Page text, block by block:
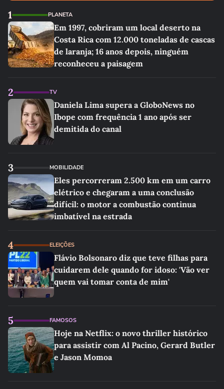
1 PLANETA
Em 1997, cobriram um local deserto na
Costa Rica com 12.000 toneladas de cascas
de laranja; 16 anos depois, ninguém
reconheceu a paisagem
2 TV
Daniela Lima supera a GloboNews no
Ibope com frequência 1 ano após ser
demitida do canal
3 MOBILIDADE
Eles percorreram 2.500 km em um carro
elétrico e chegaram a uma conclusão
difícil: o motor a combustão continua
imbatível na estrada
4 ELEIÇÕES
Flávio Bolsonaro diz que teve filhas para
cuidarem dele quando for idoso: 'Vão ver
quem vai tomar conta de mim'
5 FAMOSOS
Hoje na Netflix: o novo thriller histórico
para assistir com Al Pacino, Gerard Butler
e Jason Momoa